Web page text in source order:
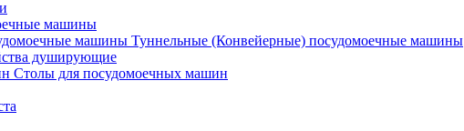
машины
Туннельные (Конвейерные) посудомоечные машины
душирующие
Столы для посудомоечных машин